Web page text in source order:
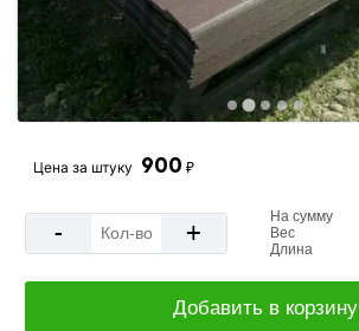
Цена за штуку 900 ₽
- +
На сумму
Вес
Длина
Добавить в корзину